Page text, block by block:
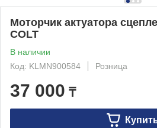
Моторчик актуатора
COLT
В наличии
Код: KLMN900584
Розница
37 000 ₸